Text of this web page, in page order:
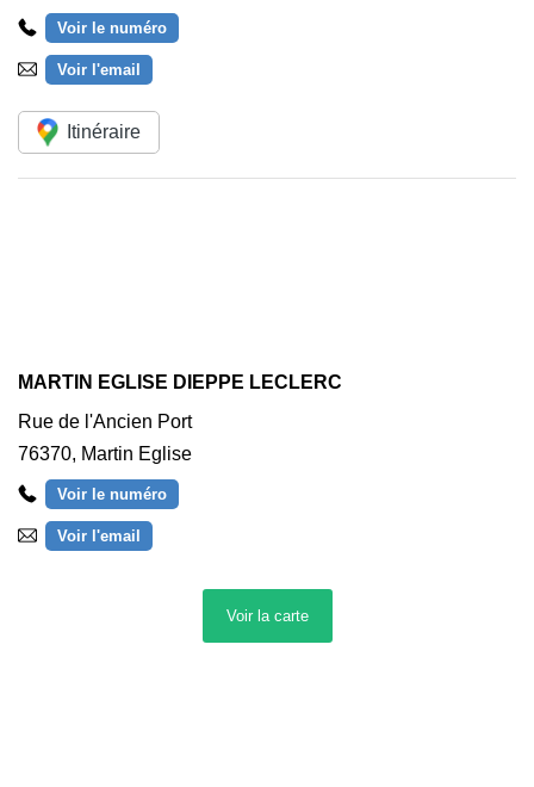
Voir le numéro
Voir l'email
Itinéraire
MARTIN EGLISE DIEPPE LECLERC
Rue de l'Ancien Port
76370, Martin Eglise
Voir le numéro
Voir l'email
Voir la carte